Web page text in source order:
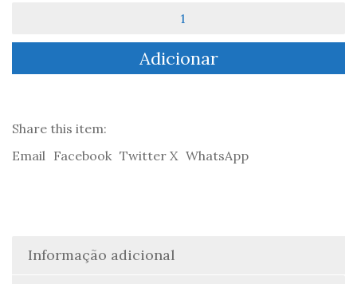
O
Özil
Beilman
Lamya
Adicionar
Share this item:
Email Facebook Twitter X WhatsApp
Informação adicional